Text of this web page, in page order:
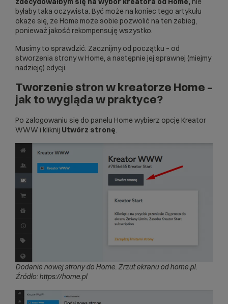
byłaby taka oczywista. Być może na koniec tego artykułu
okaże się, że Home może sobie pozwolić na ten zabieg,
ponieważ jakość rekompensuję wszystko.
Musimy to sprawdzić. Zacznijmy od początku – od
stworzenia strony w Home, a następnie jej sprawnej (miejmy
nadzieję) edycji.
Tworzenie stron w kreatorze Home –
jak to wygląda w praktyce?
Po zalogowaniu się do panelu Home wybierz opcję Kreator
WWW i kliknij Utwórz stronę
Dodanie nowej strony do Home. Zrzut ekranu od home.pl.
Źródło: https://home.pl